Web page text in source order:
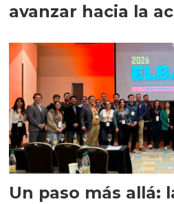
avanzar hacia la
Un paso más allá: